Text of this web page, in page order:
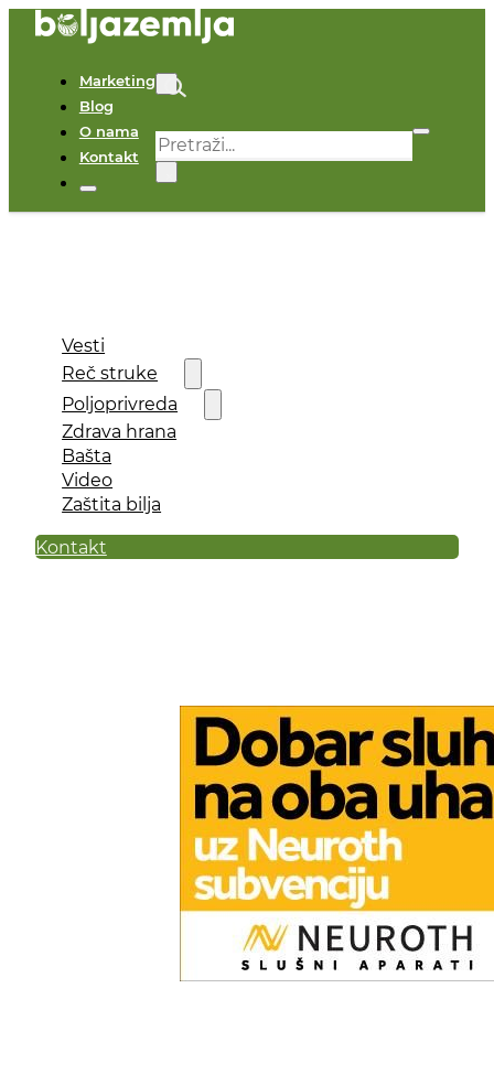
Marketing
Blog
O nama
Kontakt
Pretraga
Vesti
Reč struke
Poljoprivreda
Zdrava hrana
Bašta
Video
Zaštita bilja
Kontakt